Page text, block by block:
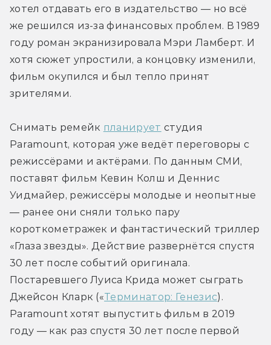
хотел отдавать его в издательство — но всё
же решился из-за финансовых проблем. В 1989
году роман экранизировала Мэри Ламберт. И
хотя сюжет упростили, а концовку изменили,
фильм окупился и был тепло принят
зрителями.
Снимать ремейк планирует студия
Paramount, которая уже ведёт переговоры с
режиссёрами и актёрами. По данным СМИ,
поставят фильм Кевин Колш и Деннис
Уидмайер, режиссёры молодые и неопытные
— ранее они сняли только пару
короткометражек и фантастический триллер
«Глаза звезды». Действие развернётся спустя
30 лет после событий оригинала.
Постаревшего Луиса Крида может сыграть
Джейсон Кларк («Терминатор: Генезис).
Paramount хотят выпустить фильм в 2019
году — как раз спустя 30 лет после первой